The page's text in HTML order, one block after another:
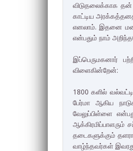
விடுதலைக்காக தன்
காட்டிய
எனலாம். இதனை
என்பதும் நாம்
இப்பெருமகனார்
விளைகின்றேன்:
1800 களில்
பேர்மா ஆகிய
வேலுப்பிள்ளை
தடைகளுக்கும்
வாழ்ந்தவர்கள்